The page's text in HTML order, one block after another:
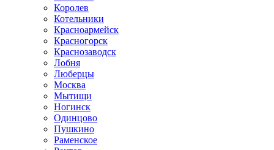
Королев
Котельники
Красноармейск
Красногорск
Краснозаводск
Лобня
Люберцы
Москва
Мытищи
Ногинск
Одинцово
Пушкино
Раменское